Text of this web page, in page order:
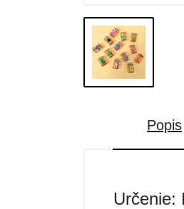
Popis
Určenie: